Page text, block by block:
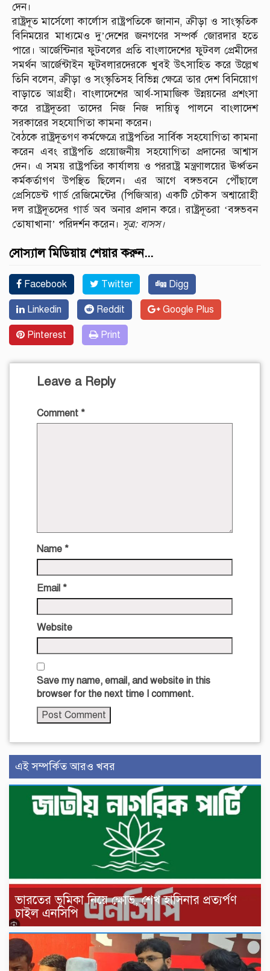
দেন।
রাষ্ট্রদূত মার্সেলো কার্লোস রাষ্ট্রপতিকে জানান, ক্রীড়া ও সাংস্কৃতিক
বিনিময়ের মাধ্যমেও দু’দেশের জনগণের সম্পর্ক জোরদার হতে
পারে। আর্জেন্টিনার ফুটবলের প্রতি বাংলাদেশের ফুটবল প্রেমীদের
সমর্থন আর্জেন্টাইন ফুটবলারদেরকে খুবই উৎসাহিত করে উল্লেখ
তিনি বলেন, ক্রীড়া ও সংস্কৃতিসহ বিভিন্ন ক্ষেত্রে তার দেশ বিনিয়োগ
বাড়াতে আগ্রহী। বাংলাদেশের আর্থ-সামাজিক উন্নয়নের প্রশংসা
করে রাষ্ট্রদূতরা তাদের নিজ নিজ দায়িত্ব পালনে বাংলাদেশ
সরকারের সহযোগিতা কামনা করেন।
বৈঠকে রাষ্ট্রদূতগণ কর্মক্ষেত্রে রাষ্ট্রপতির সার্বিক সহযোগিতা কামনা
করেন এবং রাষ্ট্রপতি প্রয়োজনীয় সহযোগিতা প্রদানের আশ্বাস
দেন। এ সময় রাষ্ট্রপতির কার্যালয় ও পররাষ্ট্র মন্ত্রণালয়ের ঊর্ধ্বতন
কর্মকর্তাগণ উপস্থিত ছিলেন। এর আগে বঙ্গভবনে পৌঁছালে
প্রেসিডেন্ট গার্ড রেজিমেন্টের (পিজিআর) একটি চৌকস অশ্বারোহী
দল রাষ্ট্রদূতদের গার্ড অব অনার প্রদান করে। রাষ্ট্রদূতরা ‘বঙ্গভবন
তোষাখানা’ পরিদর্শন করেন। সূত্র: বাসস।
সোস্যাল মিডিয়ায় শেয়ার করুন...
Facebook Twitter Digg
Linkedin Reddit Google Plus
Pinterest Print
Leave a Reply
Comment *
Name *
Email *
Website
Save my name, email, and website in this
browser for the next time I comment.
এই সম্পর্কিত আরও খবর
ভারতের ভূমিকা নিয়ে ক্ষোভ, শেখ হাসিনার প্রত্যর্পণ
চাইল এনসিপি